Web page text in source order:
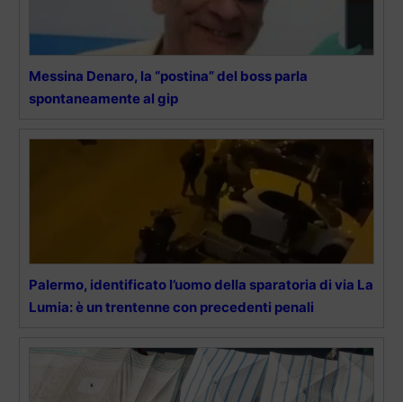
Messina Denaro, la “postina” del boss parla
spontaneamente al gip
Palermo, identificato l’uomo della sparatoria di via La
Lumia: è un trentenne con precedenti penali